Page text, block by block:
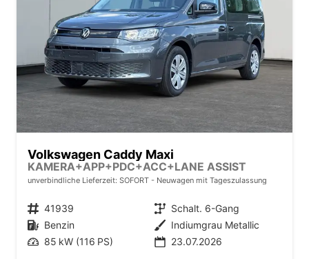
Volkswagen Caddy Maxi
KAMERA+APP+PDC+ACC+LANE ASSIST
unverbindliche Lieferzeit: SOFORT Neuwagen mit Tageszulassung
Fahrzeugnr. 41939 Getriebe Schalt. 6-Gang
Kraftstoff Benzin Außenfarbe Indiumgrau Metallic
Leistung 85 kW (116 PS) 23.07.2026